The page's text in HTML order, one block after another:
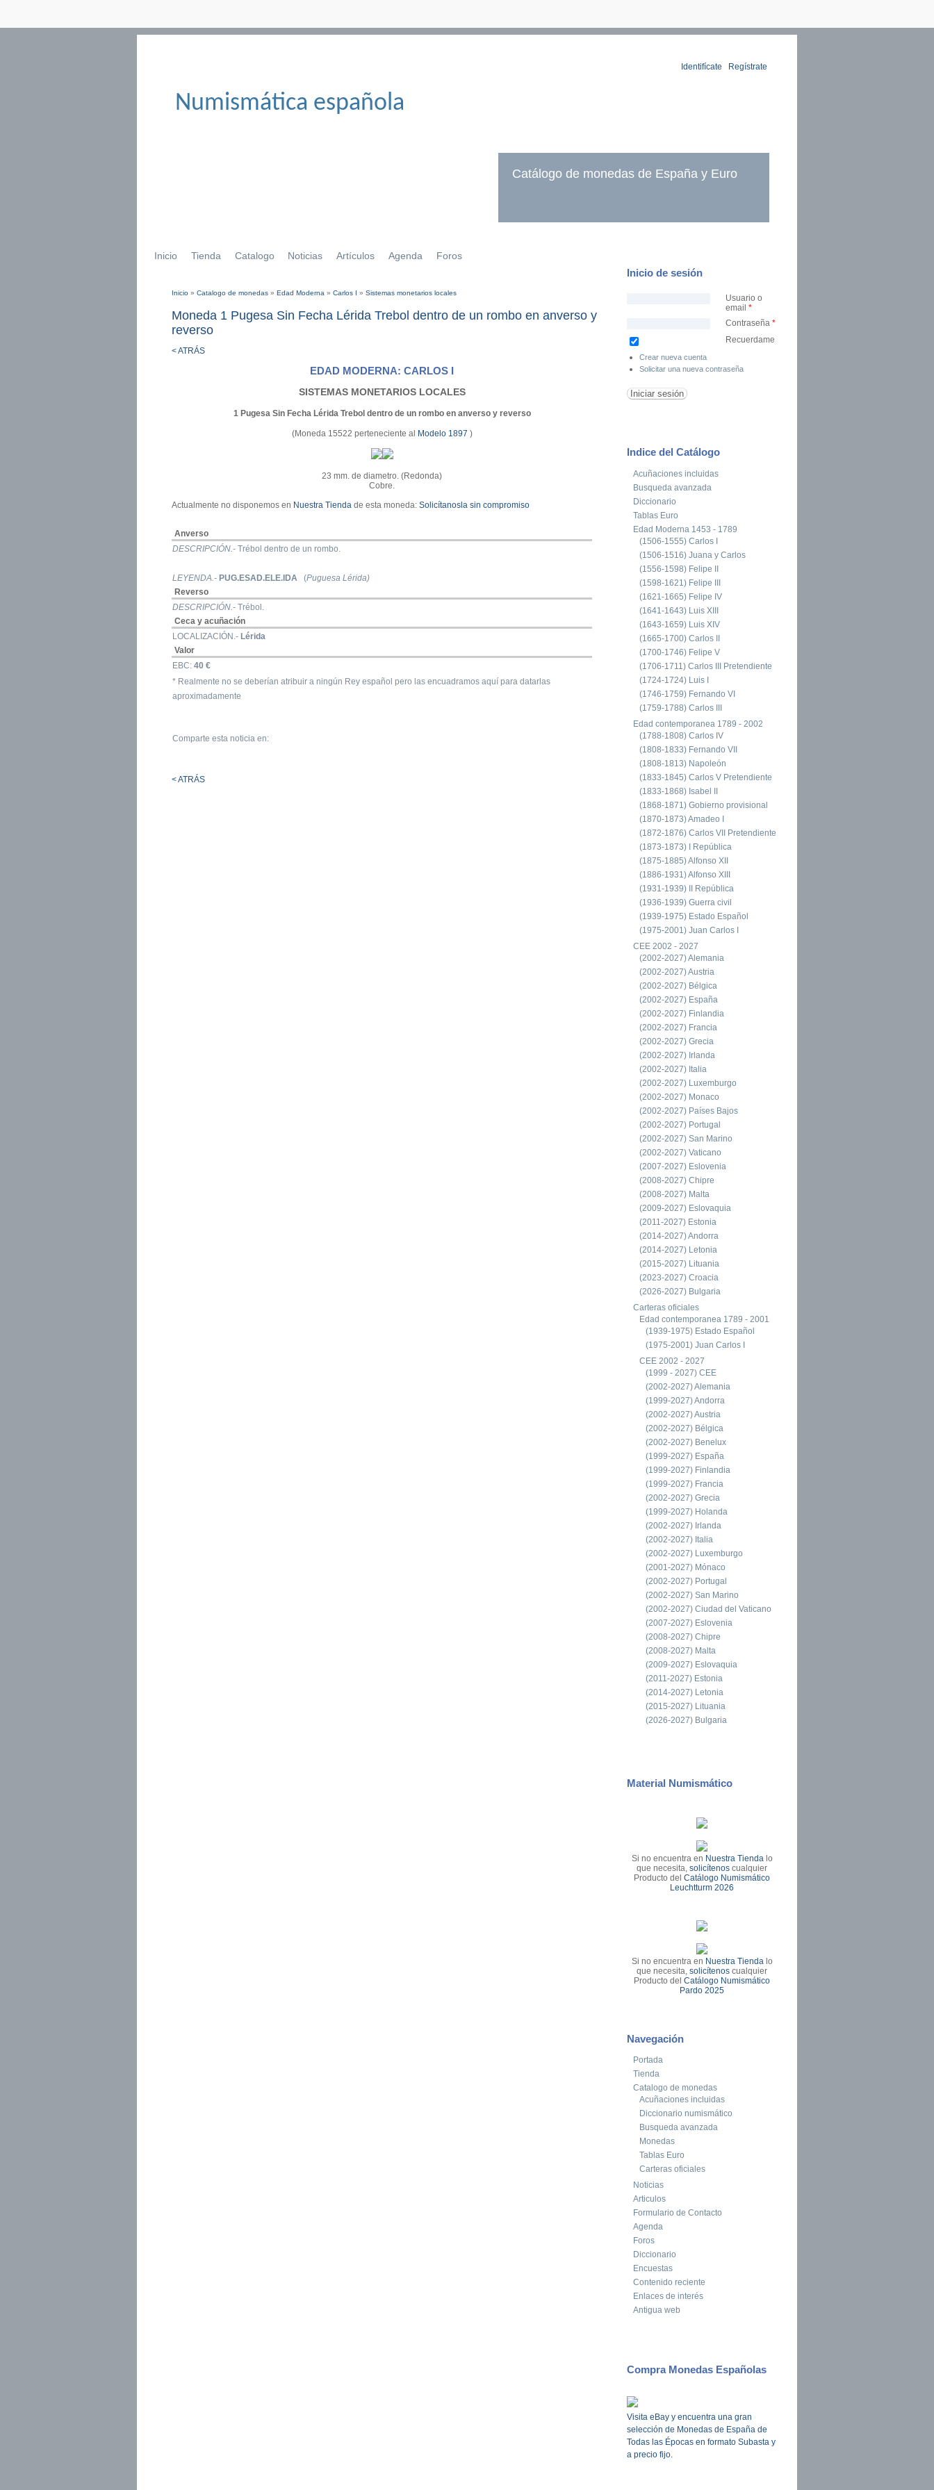
Numismática española
Identifícate Regístrate
Catálogo de monedas de España y Euro
Inicio Tienda Catalogo Noticias Artículos Agenda Foros
Inicio » Catalogo de monedas » Edad Moderna » Carlos I » Sistemas monetarios locales
Moneda 1 Pugesa Sin Fecha Lérida Trebol dentro de un rombo en anverso y
reverso
< ATRÁS
EDAD MODERNA: CARLOS I
SISTEMAS MONETARIOS LOCALES
1 Pugesa Sin Fecha Lérida Trebol dentro de un rombo en anverso y reverso
(Moneda 15522 perteneciente al Modelo 1897 )
23 mm. de diametro. (Redonda)
Cobre.
Actualmente no disponemos en Nuestra Tienda de esta moneda: Solicítanosla sin compromiso
Anverso
DESCRIPCIÓN.- Trébol dentro de un rombo.
LEYENDA.- PUG.ESAD.ELE.IDA (Puguesa Lérida)
Reverso
DESCRIPCIÓN.- Trébol.
Ceca y acuñación
LOCALIZACIÓN.- Lérida
Valor
EBC: 40 €
* Realmente no se deberían atribuir a ningún Rey español pero las encuadramos aquí para datarlas
aproximadamente
Comparte esta noticia en:
< ATRÁS
Inicio de sesión
Usuario o
email *
Contraseña *
Recuerdame
Crear nueva cuenta
Solicitar una nueva contraseña
Indice del Catálogo
Acuñaciones incluidas
Busqueda avanzada
Diccionario
Tablas Euro
Edad Moderna 1453 - 1789
(1506-1555) Carlos I
(1506-1516) Juana y Carlos
(1556-1598) Felipe II
(1598-1621) Felipe III
(1621-1665) Felipe IV
(1641-1643) Luis XIII
(1643-1659) Luis XIV
(1665-1700) Carlos II
(1700-1746) Felipe V
(1706-1711) Carlos III Pretendiente
(1724-1724) Luis I
(1746-1759) Fernando VI
(1759-1788) Carlos III
Edad contemporanea 1789 - 2002
(1788-1808) Carlos IV
(1808-1833) Fernando VII
(1808-1813) Napoleón
(1833-1845) Carlos V Pretendiente
(1833-1868) Isabel II
(1868-1871) Gobierno provisional
(1870-1873) Amadeo I
(1872-1876) Carlos VII Pretendiente
(1873-1873) I República
(1875-1885) Alfonso XII
(1886-1931) Alfonso XIII
(1931-1939) II República
(1936-1939) Guerra civil
(1939-1975) Estado Español
(1975-2001) Juan Carlos I
CEE 2002 - 2027
(2002-2027) Alemania
(2002-2027) Austria
(2002-2027) Bélgica
(2002-2027) España
(2002-2027) Finlandia
(2002-2027) Francia
(2002-2027) Grecia
(2002-2027) Irlanda
(2002-2027) Italia
(2002-2027) Luxemburgo
(2002-2027) Monaco
(2002-2027) Países Bajos
(2002-2027) Portugal
(2002-2027) San Marino
(2002-2027) Vaticano
(2007-2027) Eslovenia
(2008-2027) Chipre
(2008-2027) Malta
(2009-2027) Eslovaquia
(2011-2027) Estonia
(2014-2027) Andorra
(2014-2027) Letonia
(2015-2027) Lituania
(2023-2027) Croacia
(2026-2027) Bulgaria
Carteras oficiales
Edad contemporanea 1789 - 2001
(1939-1975) Estado Español
(1975-2001) Juan Carlos I
CEE 2002 - 2027
(1999 - 2027) CEE
(2002-2027) Alemania
(1999-2027) Andorra
(2002-2027) Austria
(2002-2027) Bélgica
(2002-2027) Benelux
(1999-2027) España
(1999-2027) Finlandia
(1999-2027) Francia
(2002-2027) Grecia
(1999-2027) Holanda
(2002-2027) Irlanda
(2002-2027) Italia
(2002-2027) Luxemburgo
(2001-2027) Mónaco
(2002-2027) Portugal
(2002-2027) San Marino
(2002-2027) Ciudad del Vaticano
(2007-2027) Eslovenia
(2008-2027) Chipre
(2008-2027) Malta
(2009-2027) Eslovaquia
(2011-2027) Estonia
(2014-2027) Letonia
(2015-2027) Lituania
(2026-2027) Bulgaria
Material Numismático
Si no encuentra en Nuestra Tienda lo
que necesita,solicítenos cualquier
Producto delCatálogo Numismático
Leuchtturm 2026
Si no encuentra en Nuestra Tienda lo
que necesita,solicítenos cualquier
Producto delCatálogo Numismático
Pardo 2025
Navegación
Portada
Tienda
Catalogo de monedas
Acuñaciones incluidas
Diccionario numismático
Busqueda avanzada
Monedas
Tablas Euro
Carteras oficiales
Noticias
Articulos
Formulario de Contacto
Agenda
Foros
Diccionario
Encuestas
Contenido reciente
Enlaces de interés
Antigua web
Compra Monedas Españolas
Visita eBay y encuentra una gran
selección de Monedas de España de
Todas las Épocas en formato Subasta y
a precio fijo.